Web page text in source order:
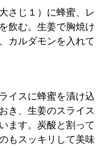
さじ１）に蜂蜜、レ
飲む。生姜で胸焼け
カルダモンを入れて
イスに蜂蜜を漬け込
き、生姜のスライス
ます。炭酸と割って
もスッキリして美味